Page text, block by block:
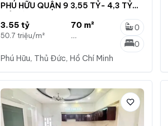
PHÚ HỮU QUẬN 9 3,55 TỶ- 4,3 TỶ
3.55 tỷ
50.7 triệu/m²
70 m²
...
0
0
Phú Hữu, Thủ Đức, Hồ Chí Minh